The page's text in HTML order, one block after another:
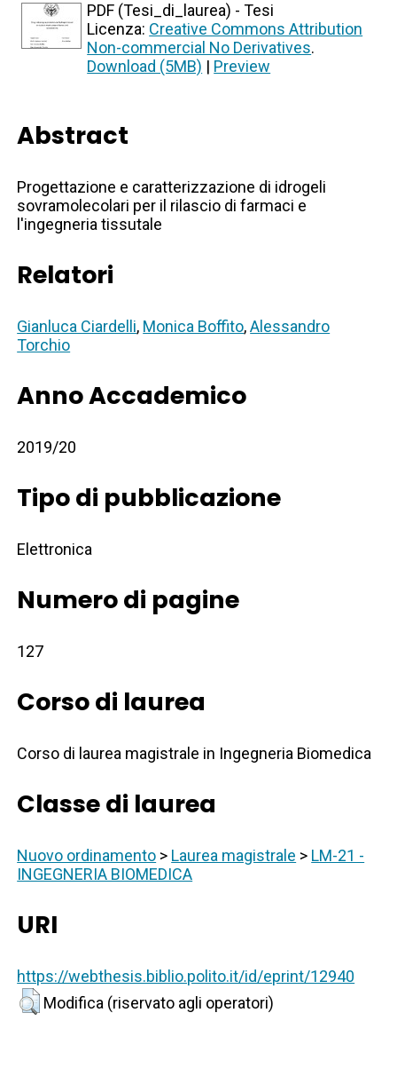
PDF (Tesi_di_laurea) - Tesi
Licenza: Creative Commons Attribution
Non-commercial No Derivatives.
Download (5MB) | Preview
Abstract
Progettazione e caratterizzazione di idrogeli
sovramolecolari per il rilascio di farmaci e
l'ingegneria tissutale
Relatori
Gianluca Ciardelli, Monica Boffito,Alessandro
Torchio
Anno Accademico
2019/20
Tipo di pubblicazione
Elettronica
Numero di pagine
127
Corso di laurea
Corso di laurea magistrale in Ingegneria Biomedica
Classe di laurea
Nuovo ordinamento > Laurea magistrale > LM-21 -
INGEGNERIA BIOMEDICA
URI
https://webthesis.biblio.polito.it/id/eprint/12940
Modifica (riservato agli operatori)